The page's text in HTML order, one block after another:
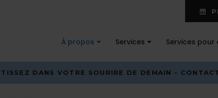
À propos Services Services pour
DANS VOTRE SOURIRE DE DEMAIN -